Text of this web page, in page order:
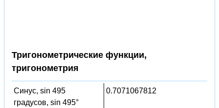
Тригонометрические функции,
тригонометрия
Синус, sin 495
градусов, sin 495°
0.7071067812